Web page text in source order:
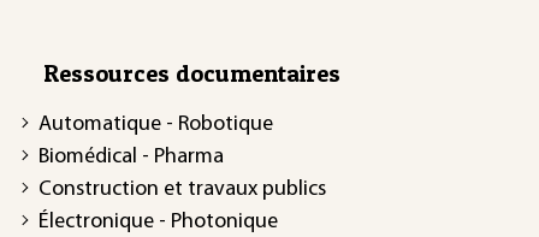
Ressources documentaires
Automatique - Robotique
Biomédical - Pharma
Construction et travaux publics
Électronique - Photonique